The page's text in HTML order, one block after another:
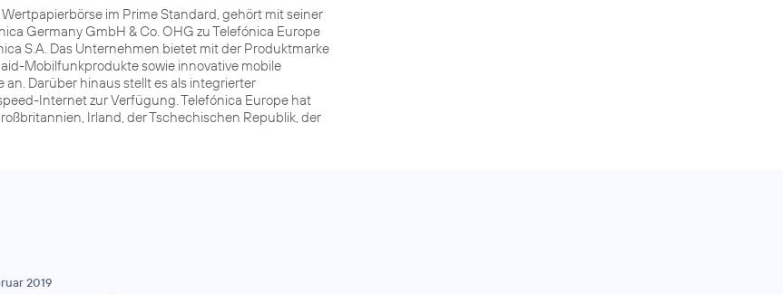
im Prime Standard, gehört mit seiner
Germany GmbH & Co. OHG zu Telefónica Europe
S.A. Das Unternehmen bietet mit der Produktmarke
Mobilfunkprodukte sowie innovative mobile
Darüber hinaus stellt es als integrierter
Internet zur Verfügung. Telefónica Europe hat
Irland, der Tschechischen Republik, der
2019